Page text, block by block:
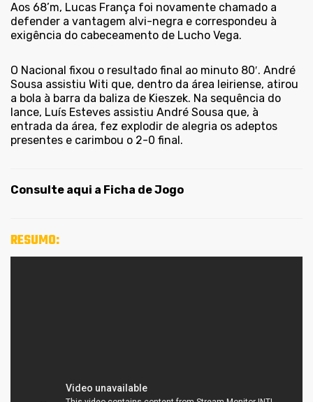
Aos 68’m, Lucas França foi novamente chamado a
defender a vantagem alvi-negra e correspondeu à
exigência do cabeceamento de Lucho Vega.
O Nacional fixou o resultado final ao minuto 80′. André
Sousa assistiu Witi que, dentro da área leiriense, atirou
a bola à barra da baliza de Kieszek. Na sequência do
lance, Luís Esteves assistiu André Sousa que, à
entrada da área, fez explodir de alegria os adeptos
presentes e carimbou o 2-0 final.
Consulte aqui a Ficha de Jogo
RESUMO: